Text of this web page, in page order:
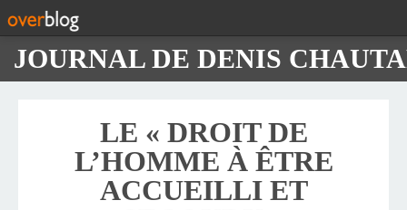
JOURNAL DE DENIS
LE « DROIT DE
L’HOMME À ÊTRE
ACCUEILLI ET